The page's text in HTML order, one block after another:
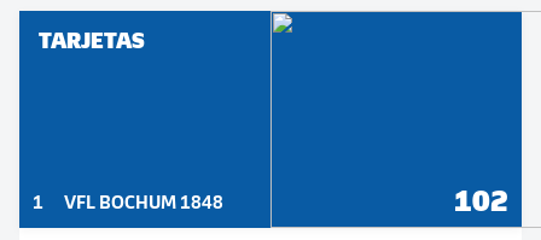
TARJETAS
1 VFL BOCHUM 1848 102